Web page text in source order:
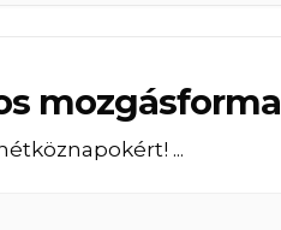
mozgásforma
...